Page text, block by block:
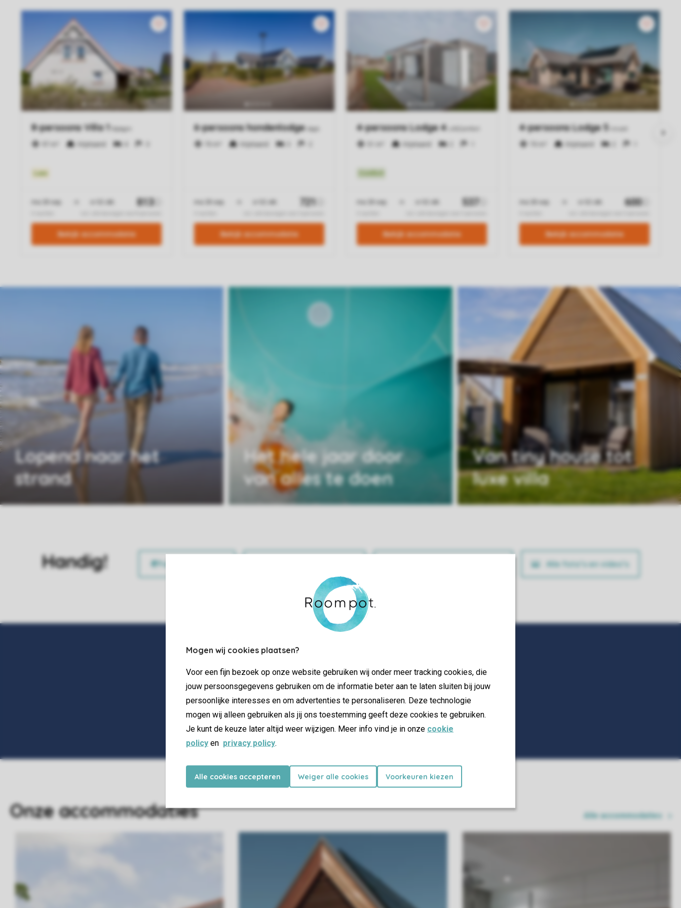
Mogen wij cookies plaatsen?
Voor een fijn bezoek op onze website gebruiken wij onder meer tracking cookies, die
jouw persoonsgegevens gebruiken om de informatie beter aan te laten sluiten bij jouw
persoonlijke interesses en om advertenties te personaliseren. Deze technologie
mogen wij alleen gebruiken als jij ons toestemming geeft deze cookies te gebruiken.
Je kunt de keuze later altijd weer wijzigen. Meer info vind je in onze cookie
policy en privacy policy.
Alle cookies accepteren Weiger alle cookies Voorkeuren kiezen
Lopend naar het
strand
Het hele jaar door
van alles te doen
Van tiny house tot
luxe villa
Handig! Alle foto’s en video’s
Onze accommodaties Alle accommodaties